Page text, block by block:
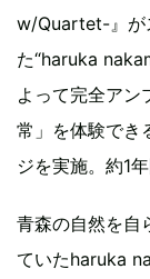
w/Quartet-』が
た“haruka
よって完全アン
常」を体験でき
ジを実施。約1
青森の自然を自
ていたharuka